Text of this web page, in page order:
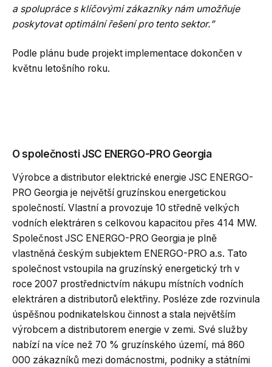
a spolupráce s klíčovými zákazníky nám umožňuje
poskytovat optimální řešení pro tento sektor.”
Podle plánu bude projekt implementace dokončen v
květnu letošního roku.
O společnosti JSC ENERGO-PRO Georgia
Výrobce a distributor elektrické energie JSC ENERGO-
PRO Georgia je největší gruzínskou energetickou
společností. Vlastní a provozuje 10 středně velkých
vodních elektráren s celkovou kapacitou přes 414 MW.
Společnost JSC ENERGO-PRO Georgia je plně
vlastněná českým subjektem ENERGO-PRO a.s. Tato
společnost vstoupila na gruzínský energetický trh v
roce 2007 prostřednictvím nákupu místních vodních
elektráren a distributorů elektřiny. Posléze zde rozvinula
úspěšnou podnikatelskou činnost a stala největším
výrobcem a distributorem energie v zemi. Své služby
nabízí na více než 70 % gruzínského území, má 860
000 zákazníků mezi domácnostmi, podniky a státními